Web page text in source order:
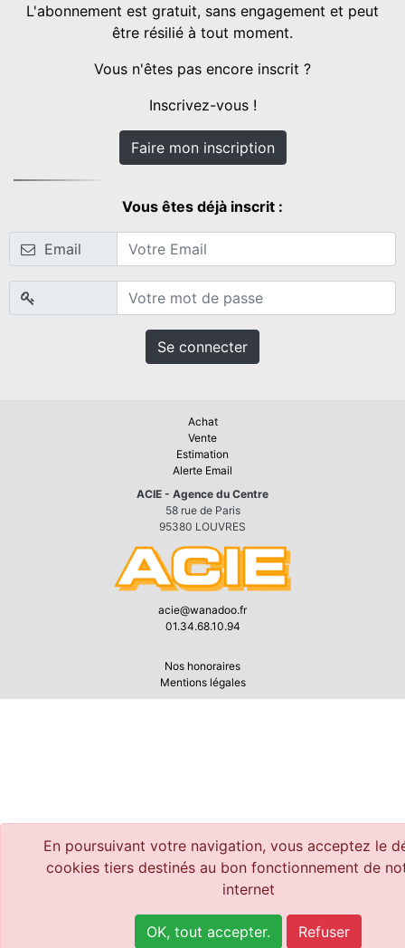
En poursuivant votre navigation, vous acceptez le
cookies tiers destinés au bon fonctionnement de
internet
OK, tout accepter. Refuser
L'abonnement est gratuit, sans engagement et peut
être résilié à tout moment.
Vous n'êtes pas encore inscrit ?
Inscrivez-vous !
Faire mon inscription
Vous êtes déjà inscrit :
Email
Se connecter
Achat
Vente
Estimation
Alerte Email
ACIE - Agence du Centre
58 rue de Paris
95380 LOUVRES
acie@wanadoo.fr
01.34.68.10.94
Nos honoraires
Mentions légales